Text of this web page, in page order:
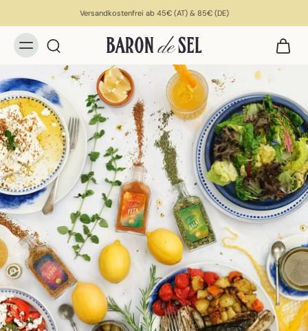
Versandkostenfrei ab 45€ (AT) & 85€ (DE)